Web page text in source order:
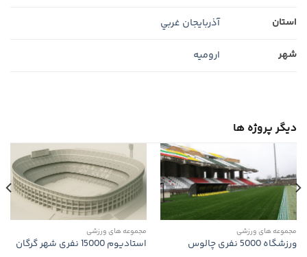
استان آذربايجان غربي
شهر اروميه
دیگر پروژه ها
مجموعه های ورزشی
ورزشگاه 5000 نفری چالوس
مجموعه های ورزشی
استادیوم 15000 نفری شهر گرگان